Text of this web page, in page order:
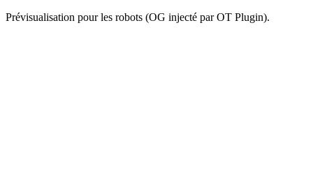
Prévisualisation pour les robots (OG injecté par OT Plugin).